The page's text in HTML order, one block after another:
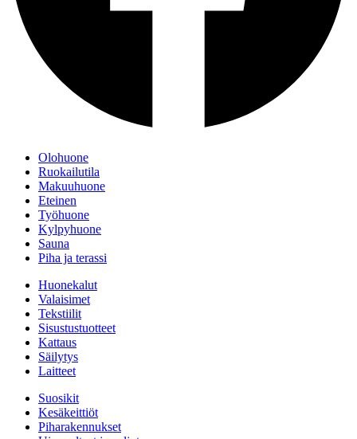
Olohuone
Ruokailutila
Makuuhuone
Eteinen
Työhuone
Kylpyhuone
Sauna
Piha ja terassi
Huonekalut
Valaisimet
Tekstiilit
Sisustustuotteet
Kattaus
Säilytys
Laitteet
Suosikit
Kesäkeittiöt
Piharakennukset